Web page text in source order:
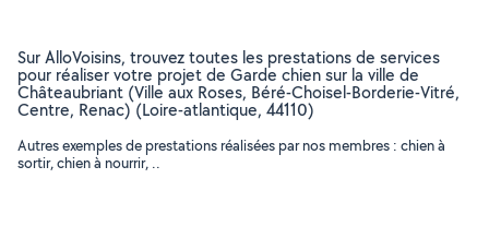
Sur AlloVoisins, trouvez toutes les prestations de services
pour réaliser votre projet de Garde chien sur la ville de
Châteaubriant (Ville aux Roses, Béré-Choisel-Borderie-Vitré,
Centre, Renac) (Loire-atlantique, 44110)
Autres exemples de prestations réalisées par nos membres : chien à
sortir, chien à nourrir, ..